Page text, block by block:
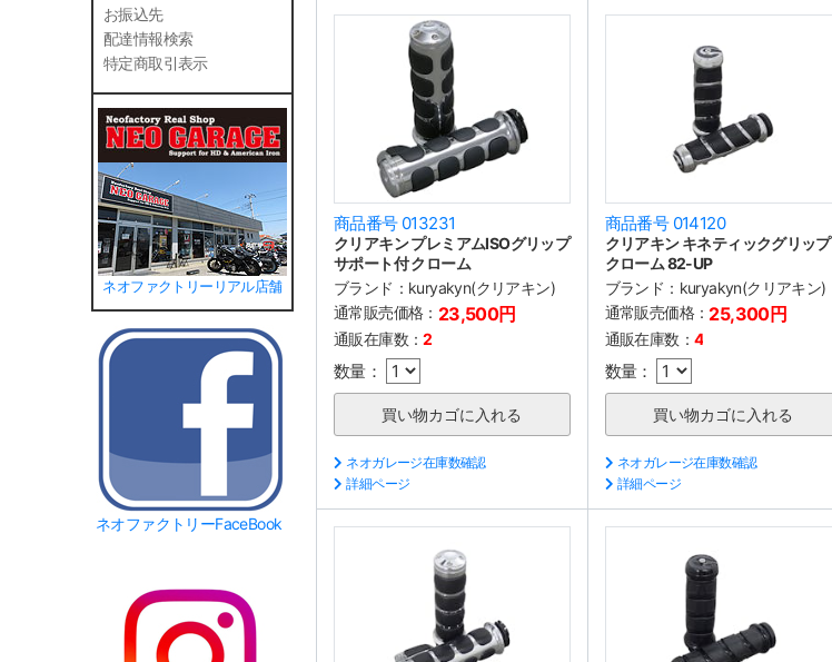
お振込先
配達情報検索
特定商取引表示
ネオファクトリーリアル店舗
ネオファクトリーFaceBook
商品番号 013231
クリアキン プレミアムISOグリップ
サポート付 クローム
ブランド： kuryakyn(クリアキン)
通常販売価格： 23,500円
通販在庫数：2
数量：
ネオガレージ在庫数確認
詳細ページ
商品番号 014120
クリアキン キネティックグリップ
クローム 82-UP
ブランド： kuryakyn(クリアキン)
通常販売価格： 25,300円
通販在庫数： 4
数量：
ネオガレージ在庫数確認
詳細ページ